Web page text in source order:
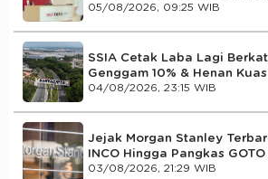
05/08/2026, 09:25 WIB
SSIA Cetak Laba Lagi
Genggam 10% & Henan
04/08/2026, 23:15 WIB
Jejak Morgan Stanley
INCO Hingga Pangkas GOTO
03/08/2026, 21:29 WIB